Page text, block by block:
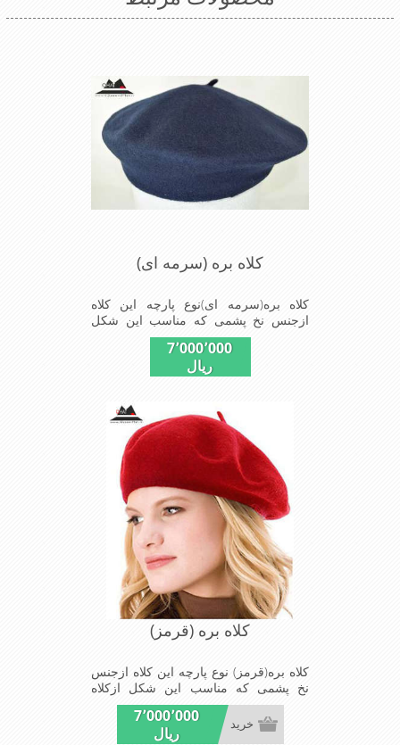
کلاه بره (سرمه ای)
کلاه بره(سرمه ای)نوع پارچه این کلاه
ازجنس نخ پشمی که مناسب این شکل
ازکلاه تولیدشده است شیک ومناسب
افرادخوش پوش جنس عالی,بافتی
مناسب,سبکی,خوش فرمی
7٬000٬000
ریال
کلاه بره (قرمز)
کلاه بره(قرمز) نوع پارچه این کلاه ازجنس
نخ پشمی که مناسب این شکل ازکلاه
است شیک ومناسب افرادخوش پوش
جنس عالی,بافتی مناسب,سبکی,خوش
فرمی ازدیگرخصوصیات این کلاه بره می
7٬000٬000
ریال
خرید